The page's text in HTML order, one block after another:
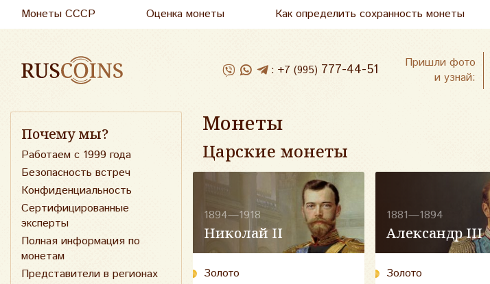
Монеты СССР Оценка монеты Как определить сохранность монеты
: +7 (995) 777-44-51
Пришли фото
и узнай:
Почему мы?
Работаем с 1999 года
Безопасность встреч
Конфиденциальность
Сертифицированные
эксперты
Полная информация по
монетам
Представители в регионах
Монеты
Царские монеты
Николай II
1894—1918
Золото
Александр III
1881—1894
Золото